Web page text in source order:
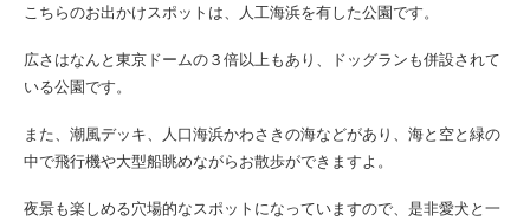
こちらのお出かけスポットは、人工海浜を有した公園です。
広さはなんと東京ドームの３倍以上もあり、ドッグランも併設されて
いる公園です。
また、潮風デッキ、人口海浜かわさきの海などがあり、海と空と緑の
中で飛行機や大型船眺めながらお散歩ができますよ。
夜景も楽しめる穴場的なスポットになっていますので、是非愛犬と一